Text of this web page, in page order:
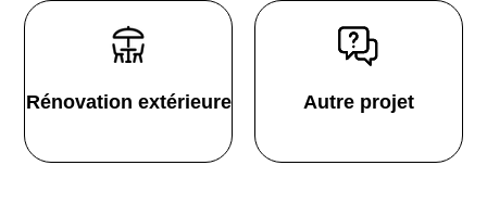
Rénovation extérieure Autre projet